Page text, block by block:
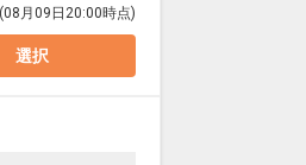
り2,000円（税
なごみ）」で提供
焼き上げる評判
(08月09日20:00時点)
選択